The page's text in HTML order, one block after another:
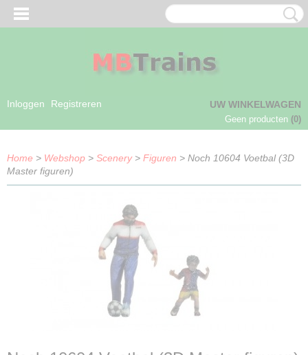
Inloggen Registreren UW WINKELWAGEN
Geen producten (0)
Home > Webshop > Scenery> Figuren > Noch 10604 Voetbal (3D
Master figuren)